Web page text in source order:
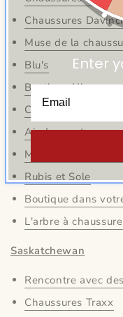
Chaussures Davinci
Muse de la
Blu's
Boutique Nine
Chaussures de ville
Air de montagne
Marché de
Rubis et Sole
Boutique dans
L'arbre à
Saskatchewan
Rencontre avec
Chaussures Traxx
Enter